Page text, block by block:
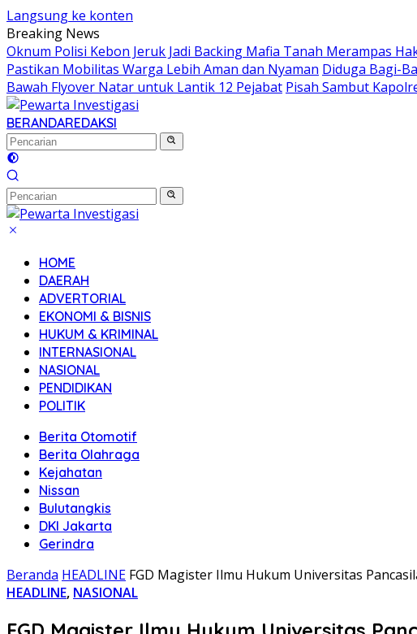
Langsung ke konten
Breaking News
Oknum Polisi Kebon Jeruk Jadi Backing Mafia Tanah Merampas
Pastikan Mobilitas Warga Lebih Aman dan Nyaman Diduga Bagi-
Bawah Flyover Natar untuk Lantik 12 Pejabat Pisah Sambut
BERANDAREDAKSI
HOME
DAERAH
ADVERTORIAL
EKONOMI & BISNIS
HUKUM & KRIMINAL
INTERNASIONAL
NASIONAL
PENDIDIKAN
POLITIK
Berita Otomotif
Berita Olahraga
Kejahatan
Nissan
Bulutangkis
DKI Jakarta
Gerindra
Beranda HEADLINE FGD Magister Ilmu Hukum Universitas
HEADLINE, NASIONAL